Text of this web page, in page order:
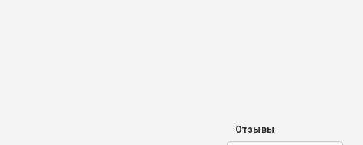
Отзывы